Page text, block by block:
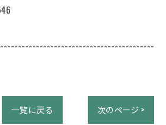
一覧に戻る 次のページ >